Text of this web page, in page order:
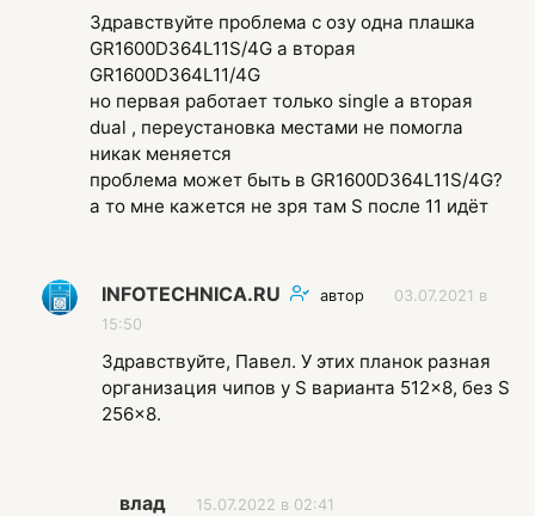
Здравствуйте проблема с озу одна плашка
GR1600D364L11S/4G а вторая
GR1600D364L11/4G
но первая работает только single а вторая
dual , переустановка местами не помогла
никак меняется
проблема может быть в GR1600D364L11S/4G?
а то мне кажется не зря там S после 11 идёт
INFOTECHNICA.RU автор
03.07.2021 в
15:50
Здравствуйте, Павел. У этих планок разная
организация чипов у S варианта 512×8, без S
256×8.
влад 15.07.2022 в 02:41